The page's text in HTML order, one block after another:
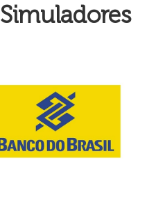
Simuladores